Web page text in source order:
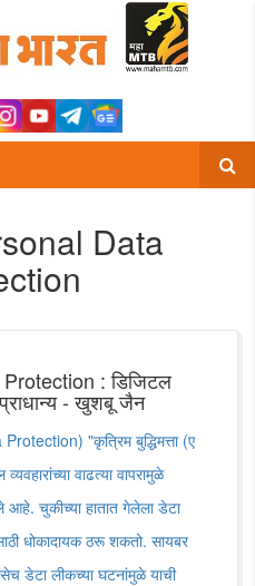
Data
: डिजिटल
प्राधान्य - खुशबू जैन
"कृत्रिम बुद्धिमत्ता (ए
वाढत्या वापरामुळे
चुकीच्या हातात गेलेला डेटा
धोकादायक ठरू शकतो. सायबर
डेटा लीकच्या घटनांमुळे याची